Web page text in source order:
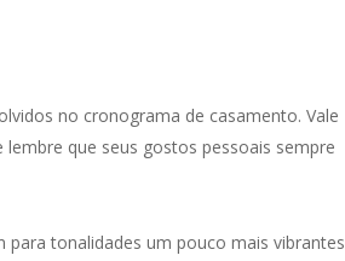
no cronograma de casamento. Vale
que seus gostos pessoais sempre
tonalidades um pouco mais vibrantes